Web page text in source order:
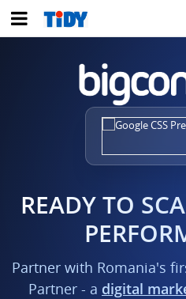
READY TO
Partner with Romania's
Partner - a digital